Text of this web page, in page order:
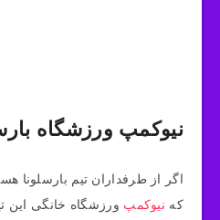
نیوکمپ ورزشگاه
اگر از طرفداران تیم بارسلونا
که نیوکمپ ورزشگاه خانگی این